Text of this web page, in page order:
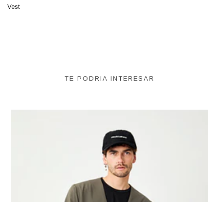
Vest
TE PODRIA INTERESAR